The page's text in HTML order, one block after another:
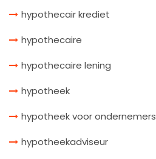
hypothecair krediet
hypothecaire
hypothecaire lening
hypotheek
hypotheek voor ondernemers
hypotheekadviseur